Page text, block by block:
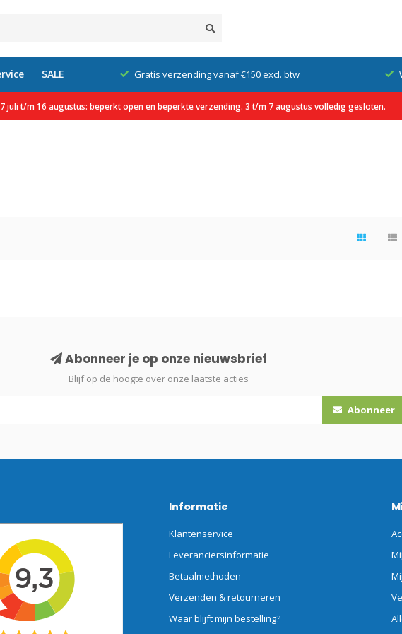
SALE Gratis verzending vanaf €150 excl. btw
juli t/m 16 augustus: beperkt open en beperkte verzending. 3 t/m 7 augustus volledig gesloten.
Abonneer je op onze nieuwsbrief
Blijf op de hoogte over onze laatste acties
Abonneer
Informatie
Klantenservice
Leveranciersinformatie
Betaalmethoden
Verzenden & retourneren
Waar blijft mijn bestelling?